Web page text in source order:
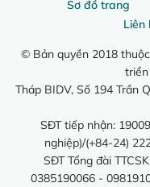
Sơ đồ trang
Liên
© Bản quyền 2018
Tháp BIDV, Số 194 Trần
SĐT tiếp nhận:
nghiệp)/(+84-24)
SĐT Tổng đài
0385190066 -